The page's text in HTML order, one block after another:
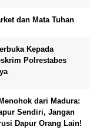
dan Mata Tuhan
Kepada
Polrestabes
dari Madura:
Sendiri, Jangan
Dapur Orang Lain!